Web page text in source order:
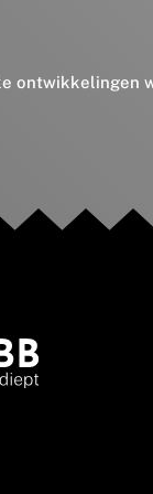
ontwikkelingen